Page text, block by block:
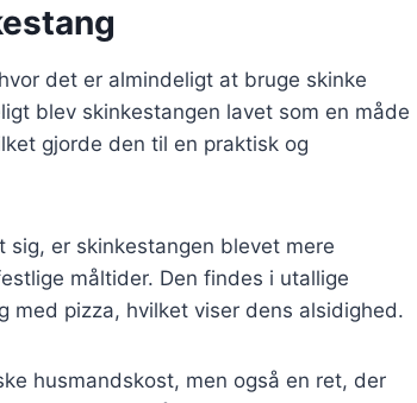
det er almindeligt at bruge skinke
blev skinkestangen lavet som en måde
gjorde den til en praktisk og
er skinkestangen blevet mere
måltider. Den findes i utallige
med pizza, hvilket viser dens alsidighed.
husmandskost, men også en ret, der